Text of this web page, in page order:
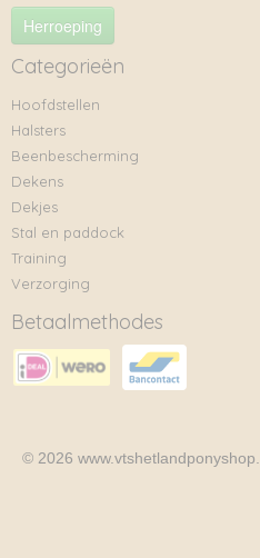
Herroeping
Categorieën
Hoofdstellen
Halsters
Beenbescherming
Dekens
Dekjes
Stal en paddock
Training
Verzorging
Betaalmethodes
© 2026